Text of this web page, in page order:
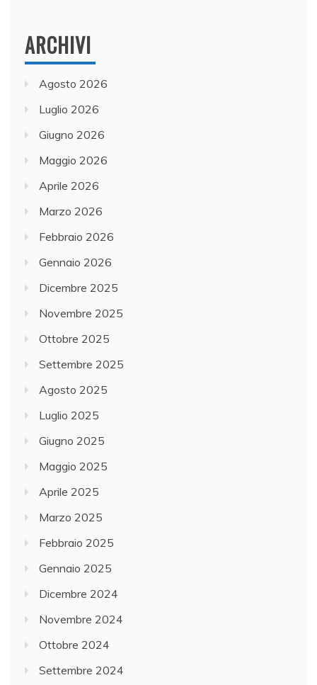
ARCHIVI
Agosto 2026
Luglio 2026
Giugno 2026
Maggio 2026
Aprile 2026
Marzo 2026
Febbraio 2026
Gennaio 2026
Dicembre 2025
Novembre 2025
Ottobre 2025
Settembre 2025
Agosto 2025
Luglio 2025
Giugno 2025
Maggio 2025
Aprile 2025
Marzo 2025
Febbraio 2025
Gennaio 2025
Dicembre 2024
Novembre 2024
Ottobre 2024
Settembre 2024